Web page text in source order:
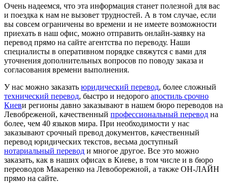
Очень надеемся, что эта информация станет полезной для вас
и поездка к нам не вызовет трудностей. А в том случае, если
вы совсем ограничены во времени и не имеете возможности
приехать в наш офис, можно отправить онлайн-заявку на
перевод прямо на сайте агентства по переводу. Наши
специалисты в оперативном порядке свяжутся с вами для
уточнения дополнительных вопросов по поводу заказа и
согласования времени выполнения.
У нас можно заказать юридический перевод, более сложный
технический перевод, быстро и недорого апостиль срочно
Киеви регионы давно заказывают в нашем бюро переводов на
Левобреженой, качественный профессиональный перевод на
более, чем 40 языков мира. При необходимости у нас
заказывают срочный превод документов, качественный
перевод юридических текстов, весьма доступный
нотариальный перевод и многое другое. Все это можно
заказать, как в наших офисах в Киеве, в том числе и в бюро
переоводов Макаренко на Левоборежной, а также ОН-ЛАЙН
прямо на сайте.